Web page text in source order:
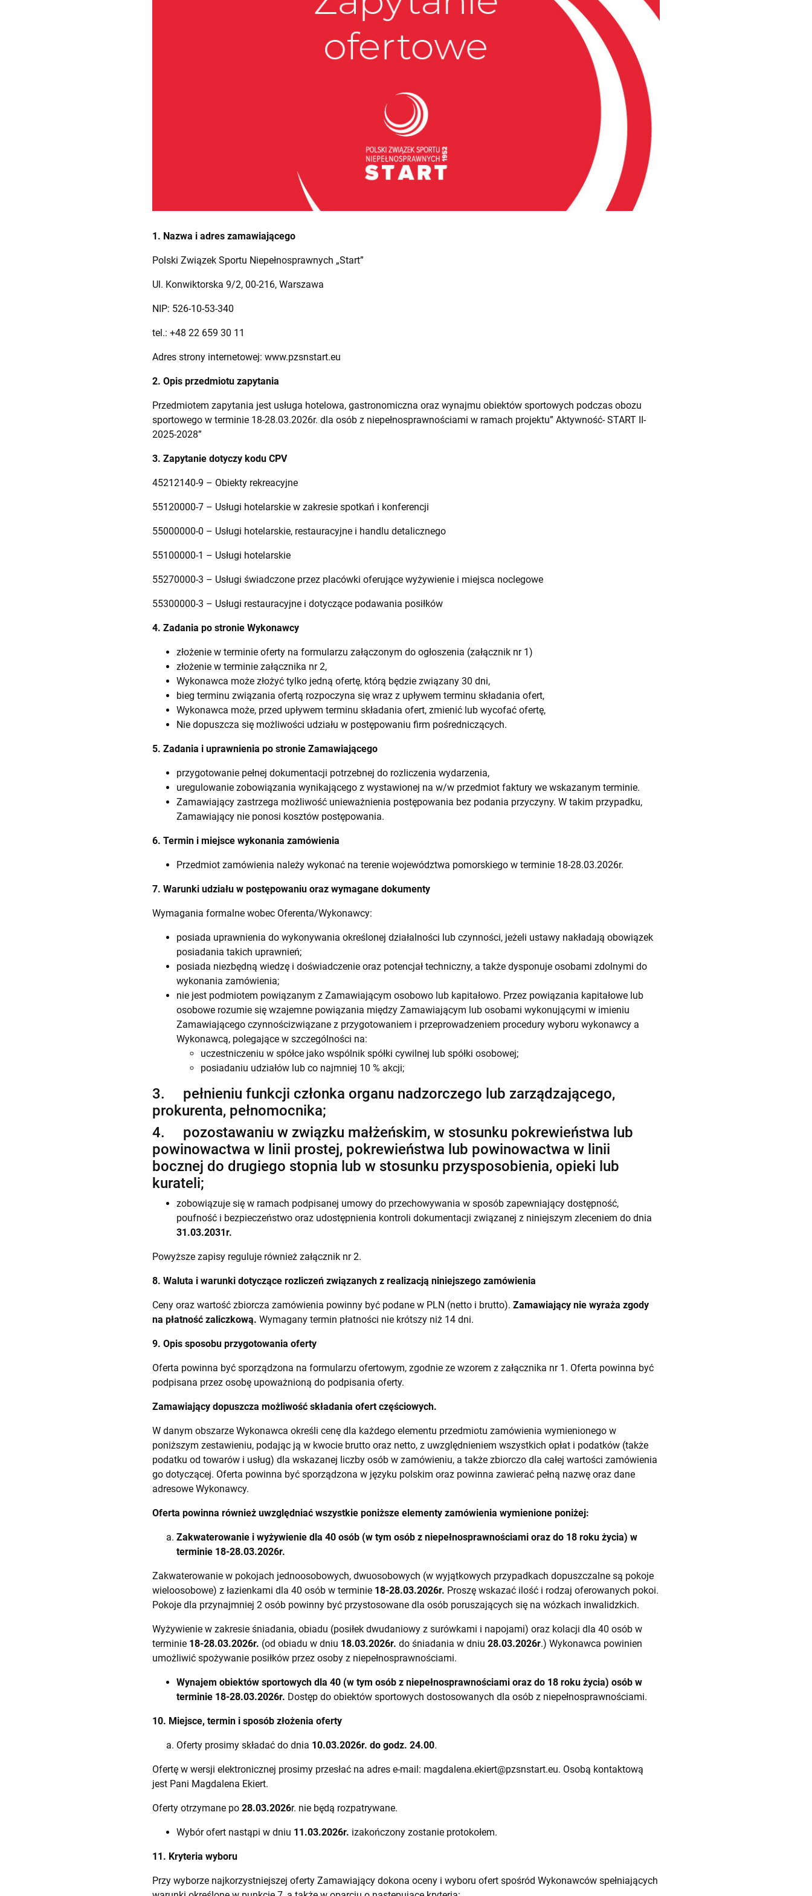
1. Nazwa i adres zamawiającego
Polski Związek Sportu Niepełnosprawnych „Start”
Ul. Konwiktorska 9/2, 00-216, Warszawa
NIP: 526-10-53-340
tel.: +48 22 659 30 11
Adres strony internetowej: www.pzsnstart.eu
2. Opis przedmiotu zapytania
Przedmiotem zapytania jest usługa hotelowa, gastronomiczna oraz wynajmu obiektów sportowych podczas obozu
sportowego w terminie 18-28.03.2026r. dla osób z niepełnosprawnościami w ramach projektu” Aktywność- START II-
2025-2028”
3. Zapytanie dotyczy kodu CPV
45212140-9 – Obiekty rekreacyjne
55120000-7 – Usługi hotelarskie w zakresie spotkań i konferencji
55000000-0 – Usługi hotelarskie, restauracyjne i handlu detalicznego
55100000-1 – Usługi hotelarskie
55270000-3 – Usługi świadczone przez placówki oferujące wyżywienie i miejsca noclegowe
55300000-3 – Usługi restauracyjne i dotyczące podawania posiłków
4. Zadania po stronie Wykonawcy
złożenie w terminie oferty na formularzu załączonym do ogłoszenia (załącznik nr 1)
złożenie w terminie załącznika nr 2,
Wykonawca może złożyć tylko jedną ofertę, którą będzie związany 30 dni,
bieg terminu związania ofertą rozpoczyna się wraz z upływem terminu składania ofert,
Wykonawca może, przed upływem terminu składania ofert, zmienić lub wycofać ofertę,
Nie dopuszcza się możliwości udziału w postępowaniu firm pośredniczących.
5. Zadania i uprawnienia po stronie Zamawiającego
przygotowanie pełnej dokumentacji potrzebnej do rozliczenia wydarzenia,
uregulowanie zobowiązania wynikającego z wystawionej na w/w przedmiot faktury we wskazanym terminie.
Zamawiający zastrzega możliwość unieważnienia postępowania bez podania przyczyny. W takim przypadku,
Zamawiający nie ponosi kosztów postępowania.
6. Termin i miejsce wykonania zamówienia
Przedmiot zamówienia należy wykonać na terenie województwa pomorskiego w terminie 18-28.03.2026r.
7. Warunki udziału w postępowaniu oraz wymagane dokumenty
Wymagania formalne wobec Oferenta/Wykonawcy:
posiada uprawnienia do wykonywania określonej działalności lub czynności, jeżeli ustawy nakładają obowiązek
posiadania takich uprawnień;
posiada niezbędną wiedzę i doświadczenie oraz potencjał techniczny, a także dysponuje osobami zdolnymi do
wykonania zamówienia;
nie jest podmiotem powiązanym z Zamawiającym osobowo lub kapitałowo. Przez powiązania kapitałowe lub
osobowe rozumie się wzajemne powiązania między Zamawiającym lub osobami wykonującymi w imieniu
Zamawiającego czynnościzwiązane z przygotowaniem i przeprowadzeniem procedury wyboru wykonawcy a
Wykonawcą, polegające w szczególności na:
uczestniczeniu w spółce jako wspólnik spółki cywilnej lub spółki osobowej;
posiadaniu udziałów lub co najmniej 10 % akcji;
3. pełnieniu funkcji członka organu nadzorczego lub zarządzającego,
prokurenta, pełnomocnika;
4. pozostawaniu w związku małżeńskim, w stosunku pokrewieństwa lub
powinowactwa w linii prostej, pokrewieństwa lub powinowactwa w linii
bocznej do drugiego stopnia lub w stosunku przysposobienia, opieki lub
kurateli;
zobowiązuje się w ramach podpisanej umowy do przechowywania w sposób zapewniający dostępność,
poufność i bezpieczeństwo oraz udostępnienia kontroli dokumentacji związanej z niniejszym zleceniem do dnia
31.03.2031r.
Powyższe zapisy reguluje również załącznik nr 2.
8. Waluta i warunki dotyczące rozliczeń związanych z realizacją niniejszego zamówienia
Ceny oraz wartość zbiorcza zamówienia powinny być podane w PLN (netto i brutto). Zamawiający nie wyraża zgody
na płatność zaliczkową. Wymagany termin płatności nie krótszy niż 14 dni.
9. Opis sposobu przygotowania oferty
Oferta powinna być sporządzona na formularzu ofertowym, zgodnie ze wzorem z załącznika nr 1. Oferta powinna być
podpisana przez osobę upoważnioną do podpisania oferty.
Zamawiający dopuszcza możliwość składania ofert częściowych.
W danym obszarze Wykonawca określi cenę dla każdego elementu przedmiotu zamówienia wymienionego w
poniższym zestawieniu, podając ją w kwocie brutto oraz netto, z uwzględnieniem wszystkich opłat i podatków (także
podatku od towarów i usług) dla wskazanej liczby osób w zamówieniu, a także zbiorczo dla całej wartości zamówienia
go dotyczącej. Oferta powinna być sporządzona w języku polskim oraz powinna zawierać pełną nazwę oraz dane
adresowe Wykonawcy.
Oferta powinna również uwzględniać wszystkie poniższe elementy zamówienia wymienione poniżej:
Zakwaterowanie i wyżywienie dla 40 osób (w tym osób z niepełnosprawnościami oraz do 18 roku życia) w
terminie 18-28.03.2026r.
Zakwaterowanie w pokojach jednoosobowych, dwuosobowych (w wyjątkowych przypadkach dopuszczalne są pokoje
wieloosobowe) z łazienkami dla 40 osób w terminie 18-28.03.2026r. Proszę wskazać ilość i rodzaj oferowanych pokoi.
Pokoje dla przynajmniej 2 osób powinny być przystosowane dla osób poruszających się na wózkach inwalidzkich.
Wyżywienie w zakresie śniadania, obiadu (posiłek dwudaniowy z surówkami i napojami) oraz kolacji dla 40 osób w
terminie 18-28.03.2026r. (od obiadu w dniu 18.03.2026r. do śniadania w dniu 28.03.2026r.) Wykonawca powinien
umożliwić spożywanie posiłków przez osoby z niepełnosprawnościami.
Wynajem obiektów sportowych dla 40 (w tym osób z niepełnosprawnościami oraz do 18 roku życia) osób w
terminie 18-28.03.2026r. Dostęp do obiektów sportowych dostosowanych dla osób z niepełnosprawnościami.
10. Miejsce, termin i sposób złożenia oferty
Oferty prosimy składać do dnia 10.03.2026r. do godz. 24.00.
Ofertę w wersji elektronicznej prosimy przesłać na adres e-mail: magdalena.ekiert@pzsnstart.eu. Osobą kontaktową
jest Pani Magdalena Ekiert.
Oferty otrzymane po 28.03.2026r. nie będą rozpatrywane.
Wybór ofert nastąpi w dniu 11.03.2026r. izakończony zostanie protokołem.
11. Kryteria wyboru
Przy wyborze najkorzystniejszej oferty Zamawiający dokona oceny i wyboru ofert spośród Wykonawców spełniających